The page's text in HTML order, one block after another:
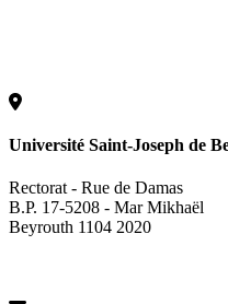
Université Saint-Joseph de
Rectorat - Rue de Damas
B.P. 17-5208 - Mar Mikhaël
Beyrouth 1104 2020